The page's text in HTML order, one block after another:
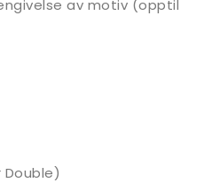
av motiv (opptil
Double)